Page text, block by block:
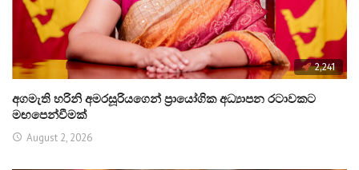
2,241
අගමැති හරිනි අමරසූරියගෙන් ප්‍රායෝගික අධ්‍යාපන රටාවකට
මඟපෙන්වීමක්
August 2, 2026